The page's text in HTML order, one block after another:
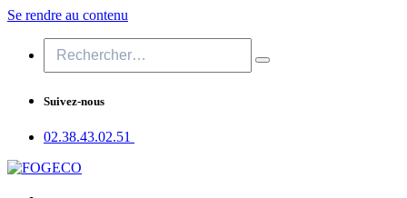
Se rendre au contenu
Suivez-nous
02.38.43​.02.51